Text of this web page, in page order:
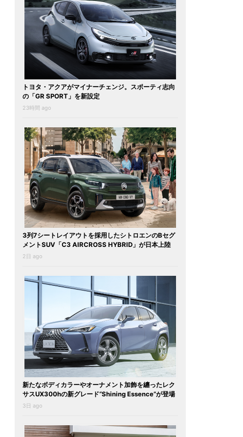
トヨタ・アクアがマイナーチェンジ。スポーティ志向
の「GR SPORT」を新設定
23時間 ago
3列7シートレイアウトを採用したシトロエンのBセグ
メントSUV「C3 AIRCROSS HYBRID」が日本上陸
2日 ago
新たなボディカラーやオーナメント加飾を纏ったレク
サスUX300hの新グレード“Shining Essence”が登場
3日 ago